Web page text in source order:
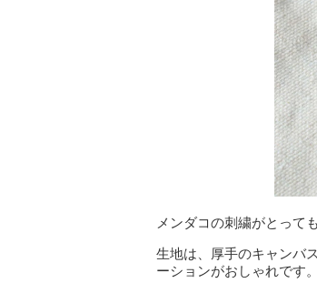
メンダコの刺繍がとって
生地は、厚手のキャンバ
ーションがおしゃれです。